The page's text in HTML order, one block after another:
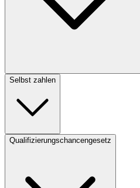
Selbst zahlen
Qualifizierungschancengesetz